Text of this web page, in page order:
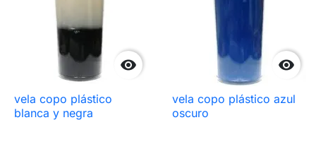

vela copo plástico
blanca y negra

vela copo plástico azul
oscuro